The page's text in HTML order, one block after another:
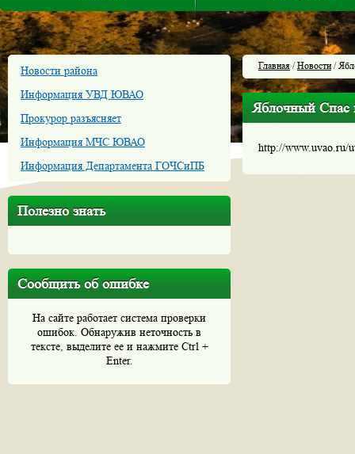
Новости района
Информация УВД ЮВАО
Прокурор разъясняет
Информация МЧС ЮВАО
Информация Департамента ГОЧСиПБ
Полезно знать
Сообщить об ошибке
На сайте работает система проверки
ошибок. Обнаружив неточность в
тексте, выделите ее и нажмите Ctrl +
Enter.
Главная /Новости/
Яблочный
http://www.uvao.ru/